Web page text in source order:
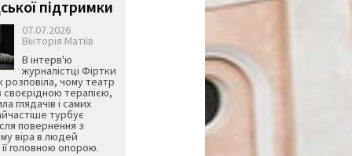
підтримки
07.07.2026
Вікторія Матіїв
В інтерв'ю
журналістці Фіртки
чому театр
своєрідною терапією,
глядачів і самих
турбує
повернення з
віра в людей
головною опорою.